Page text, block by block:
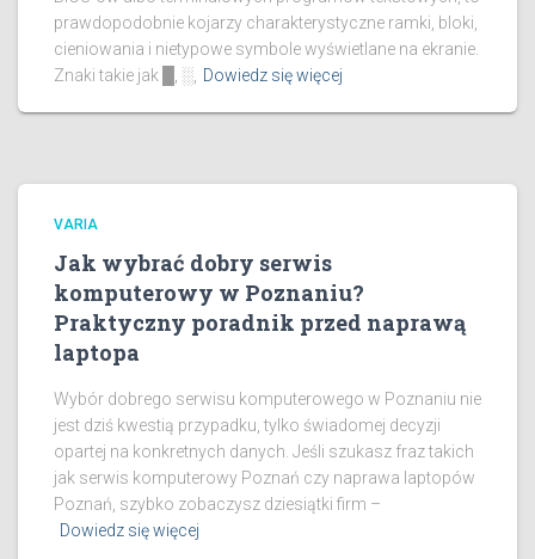
prawdopodobnie kojarzy charakterystyczne ramki, bloki,
cieniowania i nietypowe symbole wyświetlane na ekranie.
Znaki takie jak █, ░, Dowiedz się więcej
VARIA
Jak wybrać dobry serwis
komputerowy w Poznaniu?
Praktyczny poradnik przed naprawą
laptopa
Wybór dobrego serwisu komputerowego w Poznaniu nie
jest dziś kwestią przypadku, tylko świadomej decyzji
opartej na konkretnych danych. Jeśli szukasz fraz takich
jak serwis komputerowy Poznań czy naprawa laptopów
Poznań, szybko zobaczysz dziesiątki firm –
Dowiedz się więcej